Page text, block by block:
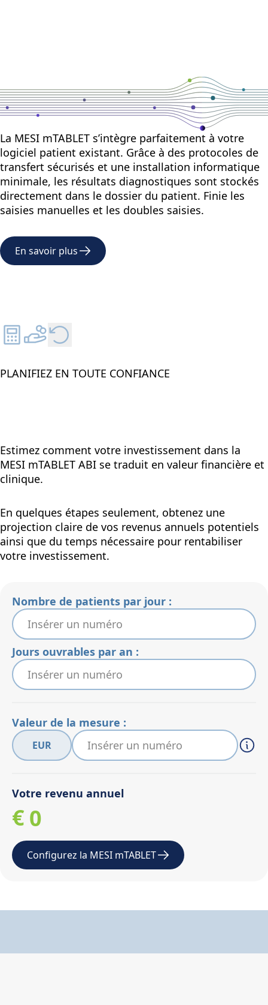
La MESI mTABLET s’intègre parfaitement à votre
logiciel patient existant. Grâce à des protocoles de
transfert sécurisés et une installation informatique
minimale, les résultats diagnostiques sont stockés
directement dans le dossier du patient. Finie les
saisies manuelles et les doubles saisies.
En savoir plus
PLANIFIEZ EN TOUTE CONFIANCE
Estimez comment votre investissement dans la
MESI mTABLET ABI se traduit en valeur financière et
clinique.
En quelques étapes seulement, obtenez une
projection claire de vos revenus annuels potentiels
ainsi que du temps nécessaire pour rentabiliser
votre investissement.
Nombre de patients par jour :
Jours ouvrables par an :
Valeur de la mesure :
EUR
Votre revenu annuel
€ 0
1
2
5
Configurez la MESI mTABLET